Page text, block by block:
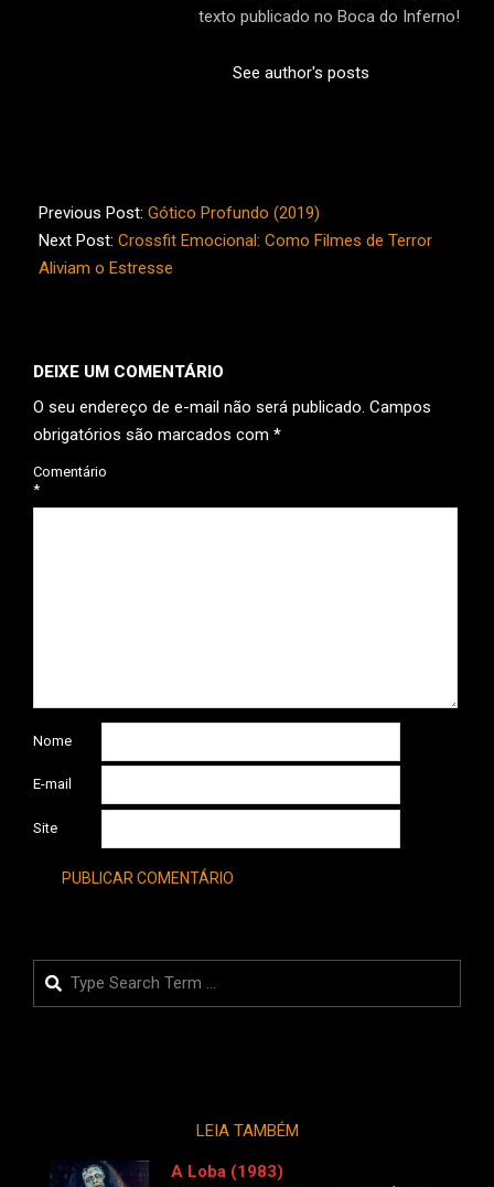
texto publicado no Boca do Inferno!
See author's posts
05-
31
Previous Post: Gótico Profundo (2019)
Next Post: Crossfit Emocional: Como Filmes de Terror
Aliviam o Estresse
DEIXE UM COMENTÁRIO
O seu endereço de e-mail não será publicado. Campos
obrigatórios são marcados com *
Comentário
*
Nome
E-mail
Site
Search
LEIA TAMBÉM
A Loba (1983)